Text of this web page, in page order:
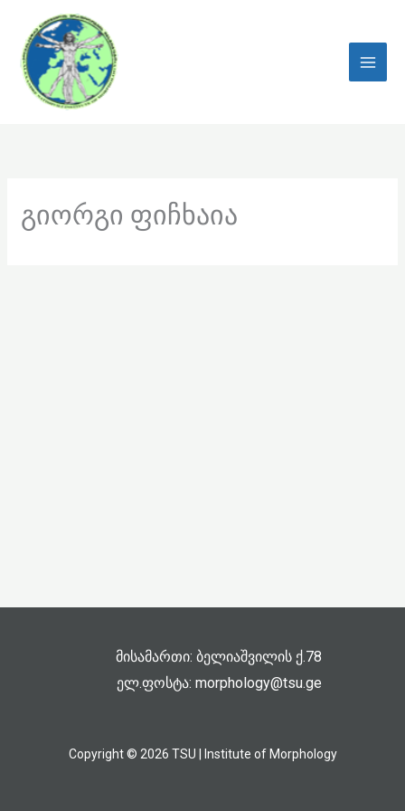
content
გიორგი ფიჩხაია
მისამართი: ბელიაშვილის ქ.78
ელ.ფოსტა: morphology@tsu.ge
Copyright © 2026 TSU | Institute of Morphology